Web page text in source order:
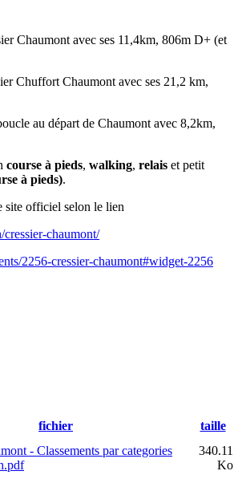
Chaumont avec ses 11,4km, 806m D+ (et
Chuffort Chaumont avec ses 21,2 km,
au départ de Chaumont avec 8,2km,
course à pieds, walking, relais et petit
à pieds).
site officiel selon le lien
chaumont/
2256-cressier-chaumont#widget-2256
fichier
taille
- Classements par categories
340.11
Ko